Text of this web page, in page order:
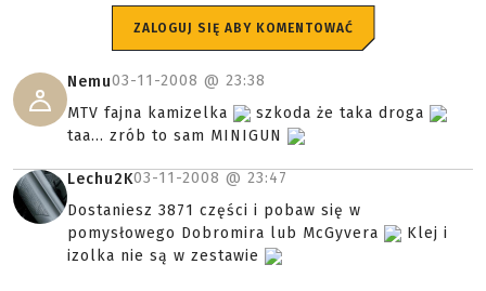
ZALOGUJ SIĘ ABY KOMENTOWAĆ
Nemu03-11-2008 @ 23:38
MTV fajna kamizelka
szkoda że taka droga
taa... zrób to sam MINIGUN
Lechu2K03-11-2008 @ 23:47
Dostaniesz 3871 części i pobaw się w
pomysłowego Dobromira lub McGyvera
Klej i
izolka nie są w zestawie